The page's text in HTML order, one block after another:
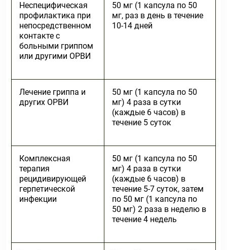
Неспецифическая
профилактика при
непосредственном
контакте с
больными гриппом
или другими ОРВИ
50 мг (1 капсула по 50
мг, раз в день в течение
10-14 дней
Лечение гриппа и
других ОРВИ
50 мг (1 капсула по 50
мг) 4 раза в сутки
(каждые 6 часов) в
течение 5 суток
Комплексная
терапия
рецидивирующей
герпетической
инфекции
50 мг (1 капсула по 50
мг) 4 раза в сутки
(каждые 6 часов) в
течение 5-7 суток, затем
по 50 мг (1 капсула по
50 мг) 2 раза в неделю в
течение 4 недель